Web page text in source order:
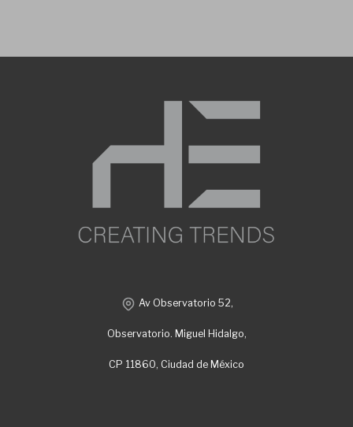
Av Observatorio 52,
Observatorio. Miguel Hidalgo,
CP 11860, Ciudad de México